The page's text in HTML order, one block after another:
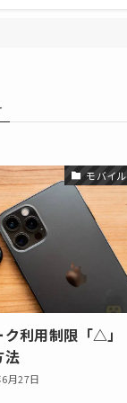
モバイル
利用制限「△」
法
月27日